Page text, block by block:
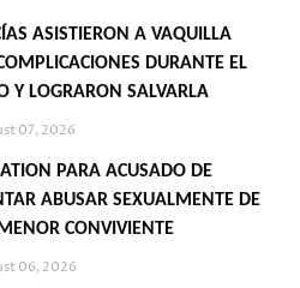
ASISTIERON A VAQUILLA
DURANTE EL
Y LOGRARON SALVARLA
07, 2026
PARA ACUSADO DE
ABUSAR SEXUALMENTE DE
CONVIVIENTE
06, 2026